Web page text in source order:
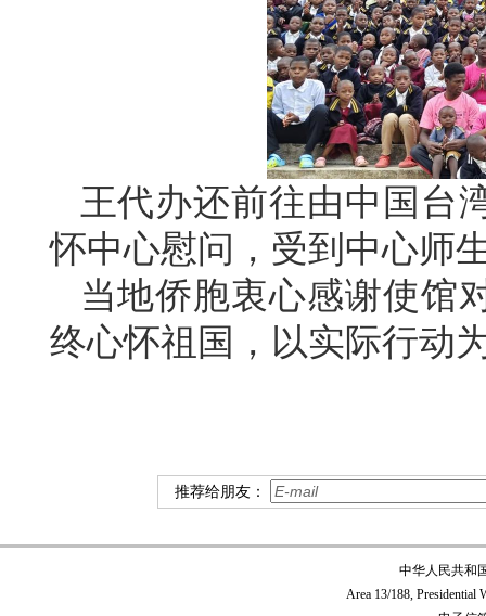
王代办还前往由中国台
怀中心慰问，受到中心师
当地侨胞衷心感谢使馆
终心怀祖国，以实际行动
推荐给朋友：
中华人民共和
Area 13/188, Presidential